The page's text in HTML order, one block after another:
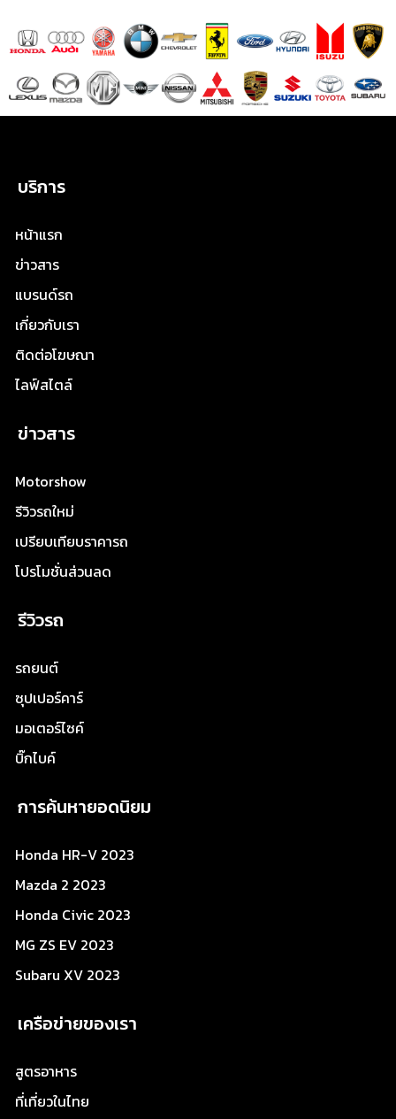
บริการ
หน้าแรก
ข่าวสาร
แบรนด์รถ
เกี่ยวกับเรา
ติดต่อโฆษณา
ไลฟ์สไตล์
ข่าวสาร
Motorshow
รีวิวรถใหม่
เปรียบเทียบราคารถ
โปรโมชั่นส่วนลด
รีวิวรถ
รถยนต์
ซุปเปอร์คาร์
มอเตอร์ไซค์
บิ๊กไบค์
การค้นหายอดนิยม
Honda HR-V 2023
Mazda 2 2023
Honda Civic 2023
MG ZS EV 2023
Subaru XV 2023
เครือข่ายของเรา
สูตรอาหาร
ที่เที่ยวในไทย